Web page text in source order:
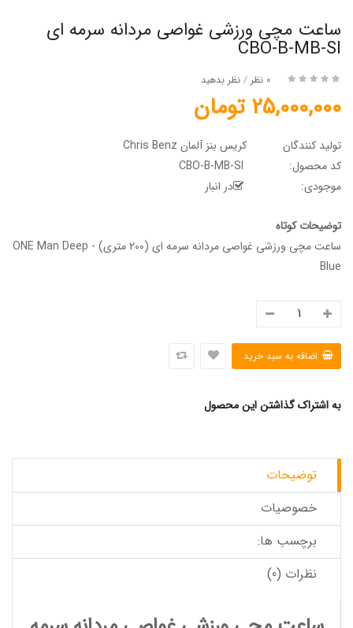
ساعت مچی ورزشی غواصی مردانه سرمه ای
CBO-B-MB-SI
0 نظر / نظر بدهید
25,000,000 تومان
تولید کنندگان
کریس بنز آلمان Chris Benz
کد محصول:
موجودی:
در انبار
توضیحات کوتاه
ساعت مچی ورزشی غواصی مردانه سرمه ای (200 متری) - ONE Man Deep
Blue
به اشتراک گذاشتن این محصول
توضیحات
خصوصیات
برچسب ها:
نظرات (0)